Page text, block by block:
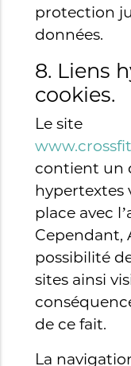
protection
données.
8. Liens
cookies.
Le site
contient un
hypertextes
place avec
Cependant,
possibilité
sites ainsi
de ce fait.
La